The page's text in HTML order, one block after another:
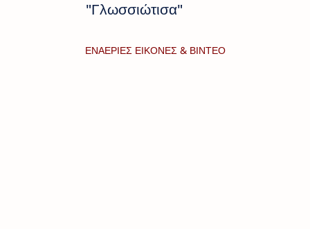
"Γλωσσιώτισα"
ΕΝΑΕΡΙΕΣ ΕΙΚΟΝΕΣ & ΒΙΝΤΕΟ